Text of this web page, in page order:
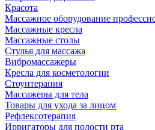
Красота
Массажное оборудование
Массажные кресла
Массажные столы
Стулья для массажа
Вибромассажеры
Кресла для косметологии
Стоунтерапия
Массажеры для тела
Товары для ухода за лицом
Рефлексотерапия
Ирригаторы для полости рта